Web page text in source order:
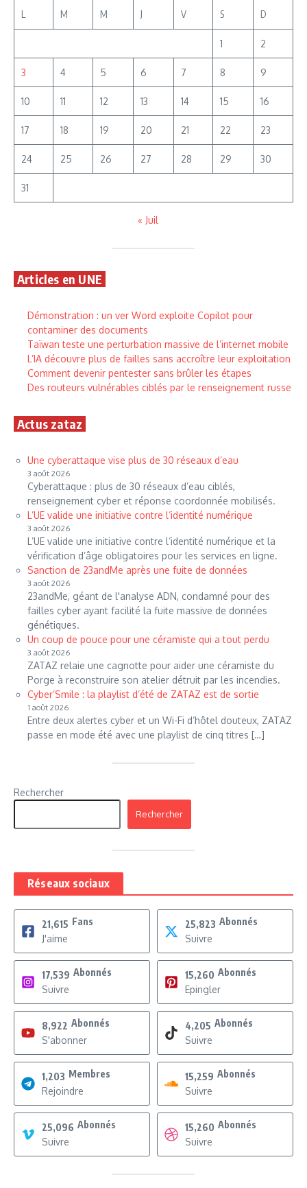
L M M J V S D
1 2
3 4 5 6 7 8 9
10 11 12 13 14 15 16
17 18 19 20 21 22 23
24 25 26 27 28 29 30
31
« Juil
Articles en UNE
Démonstration : un ver Word exploite Copilot pour
contaminer des documents
Taïwan teste une perturbation massive de l’internet mobile
L’IA découvre plus de failles sans accroître leur exploitation
Comment devenir pentester sans brûler les étapes
Des routeurs vulnérables ciblés par le renseignement russe
Actus zataz
Une cyberattaque vise plus de 30 réseaux d’eau
3 août 2026
Cyberattaque : plus de 30 réseaux d’eau ciblés,
renseignement cyber et réponse coordonnée mobilisés.
L’UE valide une initiative contre l’identité numérique
3 août 2026
L’UE valide une initiative contre l’identité numérique et la
vérification d’âge obligatoires pour les services en ligne.
Sanction de 23andMe après une fuite de données
3 août 2026
23andMe, géant de l'analyse ADN, condamné pour des
failles cyber ayant facilité la fuite massive de données
génétiques.
Un coup de pouce pour une céramiste qui a tout perdu
3 août 2026
ZATAZ relaie une cagnotte pour aider une céramiste du
Porge à reconstruire son atelier détruit par les incendies.
Cyber’Smile : la playlist d’été de ZATAZ est de sortie
1 août 2026
Entre deux alertes cyber et un Wi-Fi d’hôtel douteux, ZATAZ
passe en mode été avec une playlist de cinq titres […]
Rechercher
Rechercher
Réseaux sociaux
21,615 Fans
J'aime
25,823 Abonnés
Suivre
17,539 Abonnés
Suivre
15,260 Abonnés
Epingler
8,922 Abonnés
S'abonner
4,205 Abonnés
Suivre
1,203 Membres
Rejoindre
15,259 Abonnés
Suivre
25,096 Abonnés
Suivre
15,260 Abonnés
Suivre